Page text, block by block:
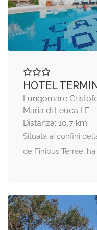
HOTEL
Lungomare
Maria di Leuca LE
Distanza: 10,7 km
Situata ai confini
de Finibus Terrae,